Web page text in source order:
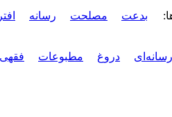
: بدعت مصلحت رسانه افترا
رسانه‌ای
دروغ مطبوعات فقهی